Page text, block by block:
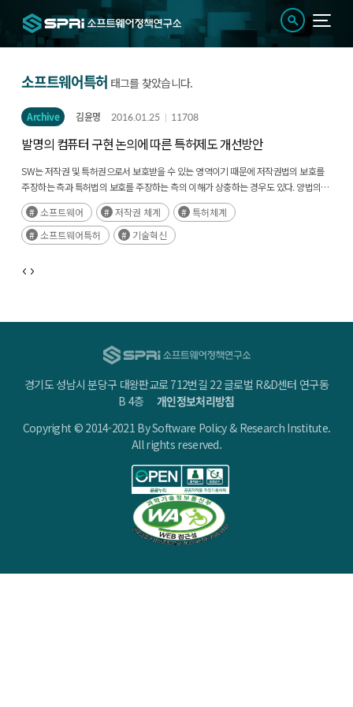
소프트웨어특허 태그를 찾았습니다.
Archive 김윤명 2016.01.25 11708
발명의 컴퓨터 구현 논의에 따른 특허제도 개선방안
SW는 저작권 및 특허권으로서 보호받을 수 있는 영역이기 때문에 저작권법의 보호를
주장하는 측과 특허법의 보호를 주장하는 측의 이해가 상충하는 경우도 있다. 양법의
입법목적이 상이하기 때문에 서로 다른 보호체계를 갖지만, 이용자의 입장에서는
저작권과 특허권의 차이로 인한 의도치 않는 문제에 직면하게 된다.
소프트웨어 저작권 체계
특허체계
소프트웨어특허
기술혁신
경기도 성남시 분당구 대왕판교로 712번길 22 글로벌 R&D센터 연구동
B 4층개인정보처리방침
Copyright © 2014-2021 By Software Policy & Research Institute.
All rights reserved.